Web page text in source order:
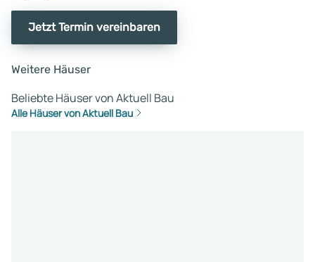
Jetzt Termin vereinbaren
Weitere Häuser
Beliebte Häuser von Aktuell Bau
Alle Häuser von Aktuell Bau